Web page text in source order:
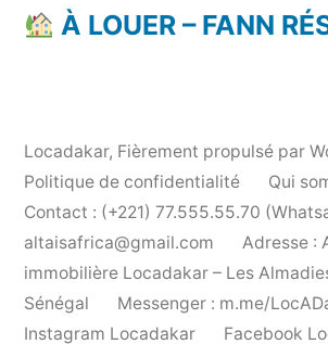
À LOUER – FANN
Locadakar, Fièrement propulsé par
Politique de confidentialité
Qui
Contact : (+221) 77.555.55.70
altaisafrica@gmail.com
Adresse :
immobilière Locadakar – Les
Sénégal
Messenger : m.me/
Instagram Locadakar
Facebook